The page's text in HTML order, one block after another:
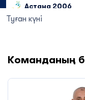
Астана 2006
Туған күні
Команданың